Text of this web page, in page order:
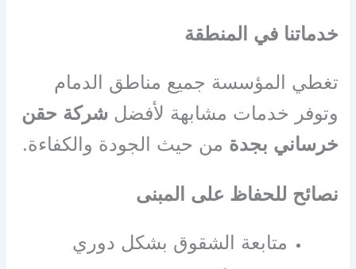
خدماتنا في المنطقة
تغطي المؤسسة جميع مناطق الدمام
وتوفر خدمات مشابهة لأفضل شركة حقن
خرساني بجدة من حيث الجودة والكفاءة.
نصائح للحفاظ على المبنى
متابعة الشقوق بشكل دوري